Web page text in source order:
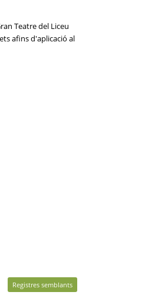
Teatre del Liceu
afins d'aplicació al
Registres semblants